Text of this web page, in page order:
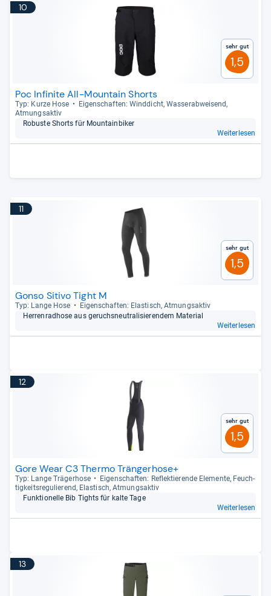
10
Sehr gut
1,5
Poc Infinite All-Mountain Shorts
Typ: Kurze Hose
Eigen­schaf­ten: Wind­dicht, Was­ser­ab­wei­send,
Atmungs­ak­tiv
Robuste Shorts für Moun­tain­bi­ker
Weiterlesen
11
Sehr gut
1,5
Gonso Sitivo Tight M
Typ: Lange Hose
Eigen­schaf­ten: Elas­tisch, Atmungs­ak­tiv
Her­ren­rad­hose aus geruchs­neu­tra­li­sie­ren­dem Mate­rial
Weiterlesen
12
Sehr gut
1,5
Gore Wear C3 Thermo Trängerhose+
Typ: Lange Trä­ger­hose
Eigen­schaf­ten: Reflek­tie­rende Ele­mente, Feuch­
tig­keits­re­gu­lie­rend, Elas­tisch, Atmungs­ak­tiv
Funk­tio­nelle Bib Tights für kalte Tage
Weiterlesen
13